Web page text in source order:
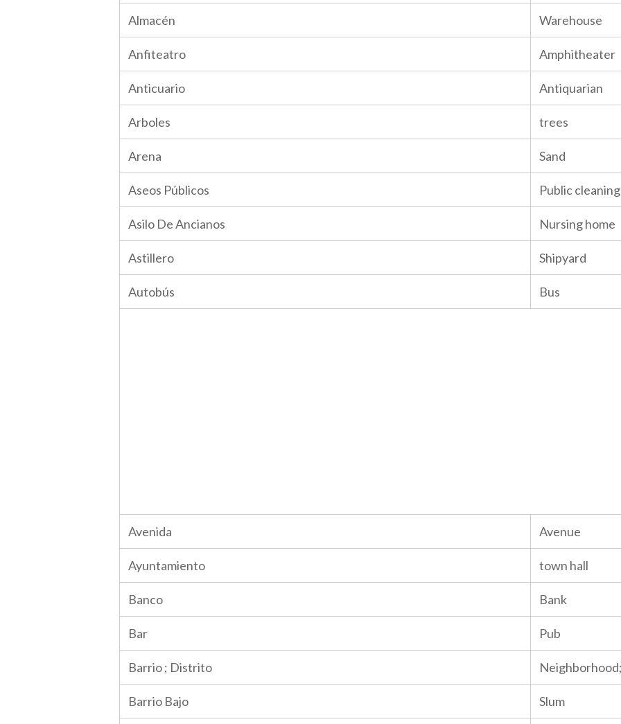
Almacén Warehouse
Anfiteatro Amphitheater
Anticuario Antiquarian
Arboles trees
Arena Sand
Aseos Públicos Public
Asilo De Ancianos Nursing home
Astillero Shipyard
Autobús Bus
Avenida Avenue
Ayuntamiento town hall
Banco Bank
Bar Pub
Barrio ; Distrito
Barrio Bajo Slum